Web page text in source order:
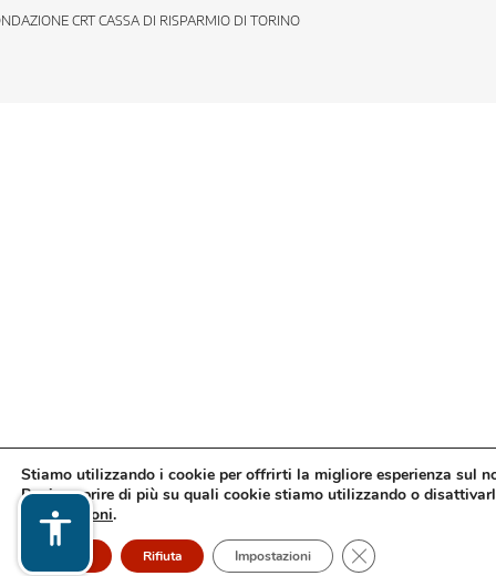
CRT CASSA DI RISPARMIO DI TORINO
Stiamo utilizzando i cookie per offrirti la migliore esperienza sul
Puoi scoprire di più su quali cookie stiamo utilizzando o
impostazioni.
Accetto Rifiuta Impostazioni Close GDPR